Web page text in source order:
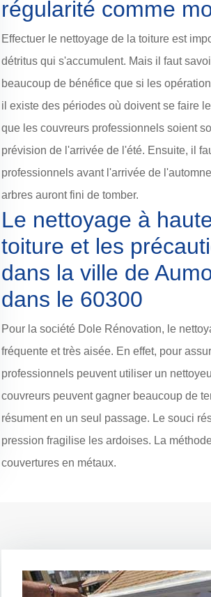
régularité comme
Effectuer le nettoyage de la toiture est
détritus qui s'accumulent. Mais il faut
beaucoup de bénéfice que si les
il existe des périodes où doivent se faire
que les couvreurs professionnels soient
prévision de l'arrivée de l'été. Ensuite, il
professionnels avant l'arrivée de
arbres auront fini de tomber.
Le nettoyage à
toiture et les
dans la ville de
dans le 60300
Pour la société Dole Rénovation, le
fréquente et très aisée. En effet, pour
professionnels peuvent utiliser un
couvreurs peuvent gagner beaucoup de
résument en un seul passage. Le souci
pression fragilise les ardoises. La
couvertures en métaux.